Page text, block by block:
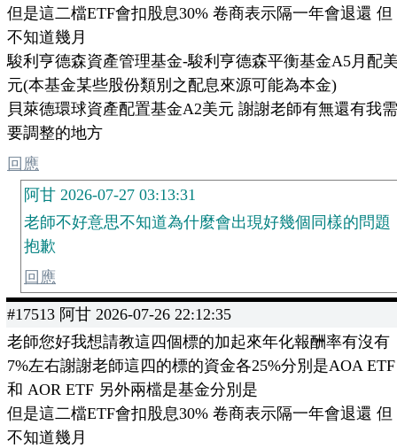
但是這二檔ETF會扣股息30% 卷商表示隔一年會退還 但
不知道幾月
駿利亨德森資產管理基金-駿利亨德森平衡基金A5月配
元(本基金某些股份類別之配息來源可能為本金)
貝萊德環球資產配置基金A2美元 謝謝老師有無還有我需
要調整的地方
回應
阿甘 2026-07-27 03:13:31
老師不好意思不知道為什麼會出現好幾個同樣的問題
抱歉
回應
#17513 阿甘 2026-07-26 22:12:35
老師您好我想請教這四個標的加起來年化報酬率有沒有
7%左右謝謝老師這四的標的資金各25%分別是AOA ETF
和 AOR ETF 另外兩檔是基金分別是
但是這二檔ETF會扣股息30% 卷商表示隔一年會退還 但
不知道幾月